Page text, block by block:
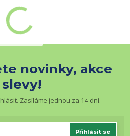
novinky, akce
slevy!
Zasíláme jednou za 14 dní.
Přihlásit se